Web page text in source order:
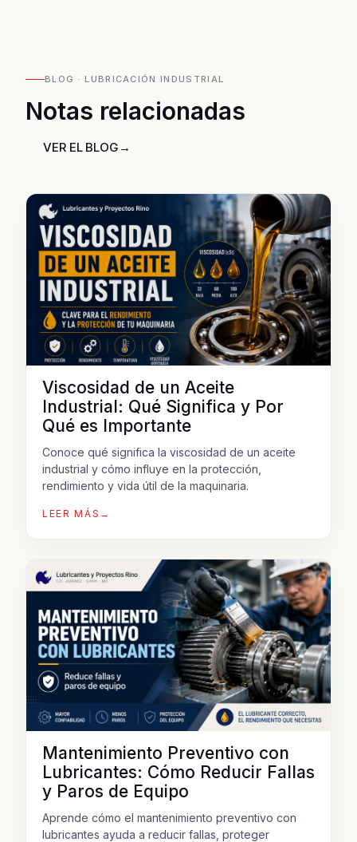
BLOG · LUBRICACIÓN INDUSTRIAL
Notas relacionadas
VER EL BLOG →
Viscosidad de un Aceite
Industrial: Qué Significa y Por
Qué es Importante
Conoce qué significa la viscosidad de un aceite
industrial y cómo influye en la protección,
rendimiento y vida útil de la maquinaria.
LEER MÁS →
Mantenimiento Preventivo con
Lubricantes: Cómo Reducir Fallas
y Paros de Equipo
Aprende cómo el mantenimiento preventivo con
lubricantes ayuda a reducir fallas, proteger